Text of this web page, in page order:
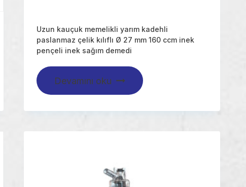
Uzun kauçuk memelikli yarım kadehli
paslanmaz çelik kılıflı Ø 27 mm 160 ccm inek
pençeli inek sağım demedi
Devamını oku